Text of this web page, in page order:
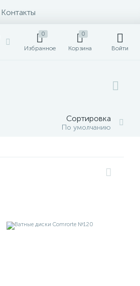
Контакты
0
Избранное
0
Корзина Войти
Сортировка
По умолчанию